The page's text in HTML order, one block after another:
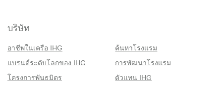
บริษัท
อาชีพในเครือ IHG
ค้นหาโรงแรม
แบรนด์ระดับโลกของ IHG
การพัฒนาโรงแรม
โครงการพันธมิตร
ตัวแทน IHG